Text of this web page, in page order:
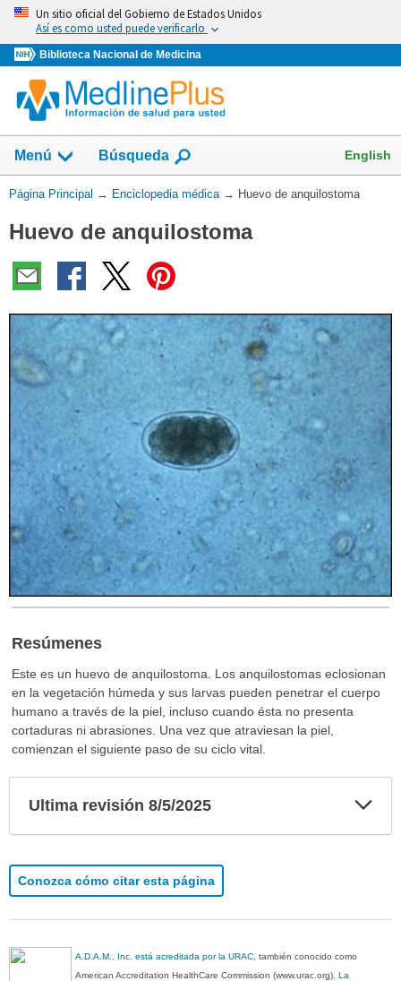
Omita
vaya
al
Contenido
Un sitio oficial del Gobierno de Estados Unidos
Así es como usted puede verificarlo
Biblioteca Nacional de Medicina
Menú Búsqueda English
Usted
aquí:
Página Principal → Enciclopedia médica → Huevo de anquilostoma
Huevo de anquilostoma
Resúmenes
Este es un huevo de anquilostoma. Los anquilostomas eclosionan
en la vegetación húmeda y sus larvas pueden penetrar el cuerpo
humano a través de la piel, incluso cuando ésta no presenta
cortaduras ni abrasiones. Una vez que atraviesan la piel,
comienzan el siguiente paso de su ciclo vital.
Ultima revisión 8/5/2025
Conozca cómo citar esta página
A.D.A.M., Inc. está acreditada por la URAC , también conocido como
American Accreditation HealthCare Commission (www.urac.org).La